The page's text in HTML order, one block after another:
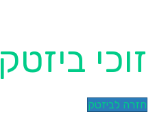
זוכי ביזטק
חזרה לביזטק